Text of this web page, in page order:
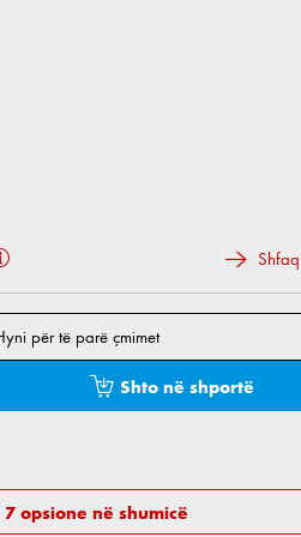
nuk është i disponueshëm.)
për të parë çmimet
dëshiruar ose përdorni
Shto në shportë
7 opsione në shumicë